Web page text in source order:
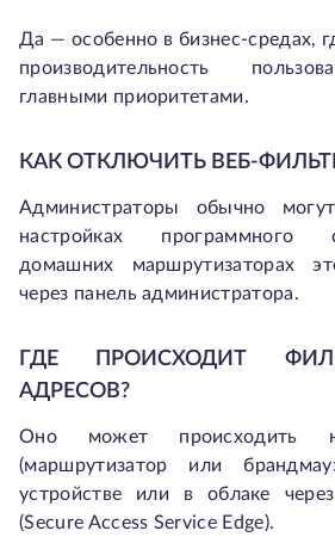
Да — особенно в бизнес-средах,
производительность
главными приоритетами.
КАК ОТКЛЮЧИТЬ ВЕБ-
Администраторы обычно
настройках программного
домашних маршрутизаторах
через панель администратора.
ГДЕ ПРОИСХОДИТ
АДРЕСОВ?
Оно может происходить
(маршрутизатор или
устройстве или в облаке
(Secure Access Service Edge).